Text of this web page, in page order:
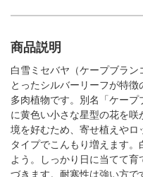
商品説明
白雪ミセバヤ（ケープブラ
とったシルバーリーフが特
多肉植物です。別名「ケー
に黄色い小さな星型の花を
境を好むため、寄せ植えや
タイプでこんもり増えます
よう。しっかり日に当てて
づきます。耐寒性は強い方で